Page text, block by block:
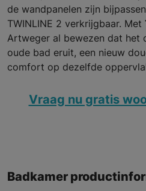
de wandpanelen zijn
TWINLINE 2 verkrijgbaar. Met
Artweger al bewezen dat het
oude bad eruit, een nieuw
comfort op dezelfde
Vraag nu gratis
Badkamer